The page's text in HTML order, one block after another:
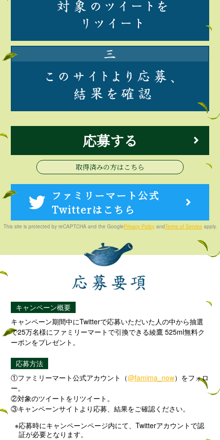
応募する
取得済みの方はこちら
ファミリーマート公式
Twitterはこちら
This site is protected by reCAPTCHA and the GooglePrivacy PolicyandTerms of Service apply.
キャンペーン概要
キャンペーン期間中にTwitterで応募いただいた人の中から抽選
で25万名様にファミリーマートで引換できる綾鷹 525ml無料ク
ーポンをプレゼント。
応募方法
①ファミリーマート公式アカウント（@famima_now）をフォロ
ー。
②対象のツイートをリツイート。
③キャンペーンサイトより応募、結果をご確認ください。
応募時にキャンペーンページ内にて、Twitterアカウントで認
証が必要となります。